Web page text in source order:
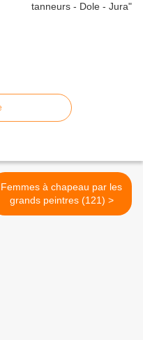
Femmes à chapeau par les
grands peintres (121) >